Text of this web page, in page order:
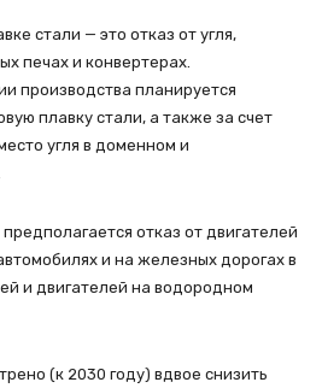
стали — это отказ от угля,
печах и конвертерах.
производства планируется
плавку стали, а также за счет
угля в доменном и
отказ от двигателей
и на железных дорогах в
и двигателей на водородном
(к 2030 году) вдвое снизить